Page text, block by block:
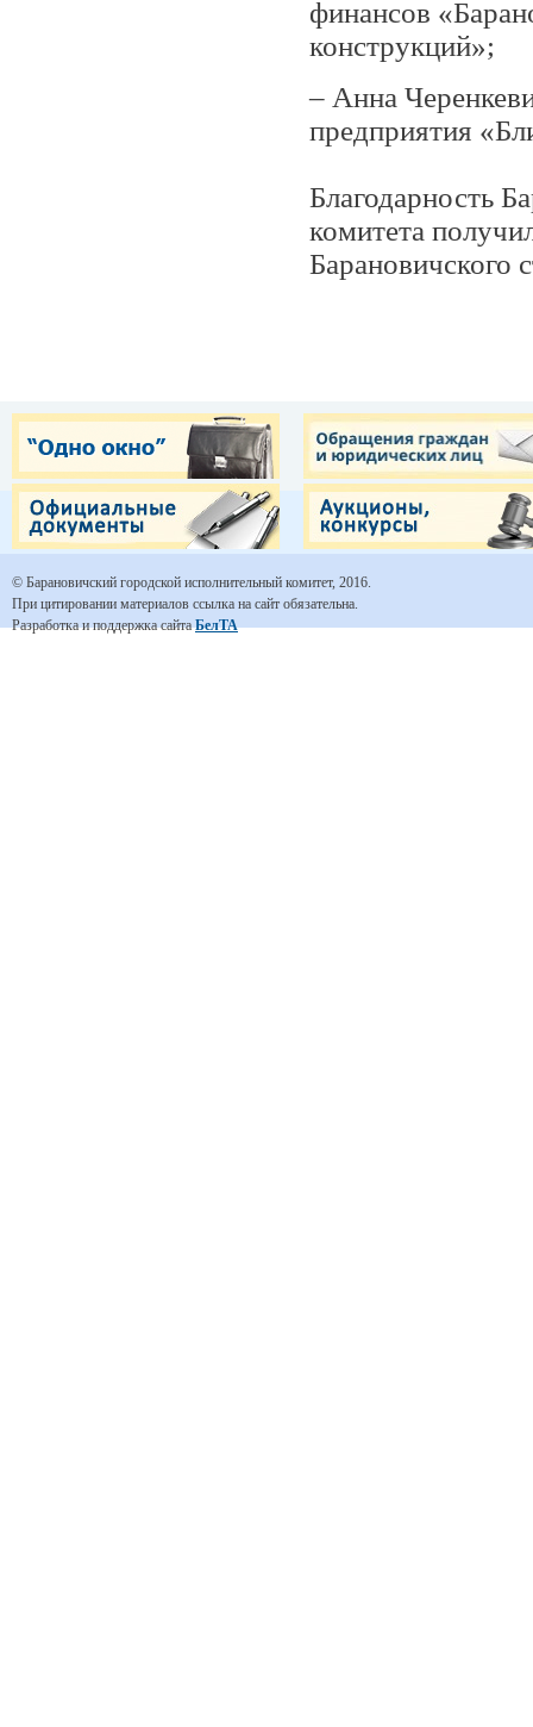
финансов
конструкций»;
– Анна
предприятия
Благодарность
комитета
Барановичского
© Барановичский городской исполнительный комитет, 2016.
При цитировании материалов ссылка на сайт обязательна.
Разработка и поддержка сайтаБелТА